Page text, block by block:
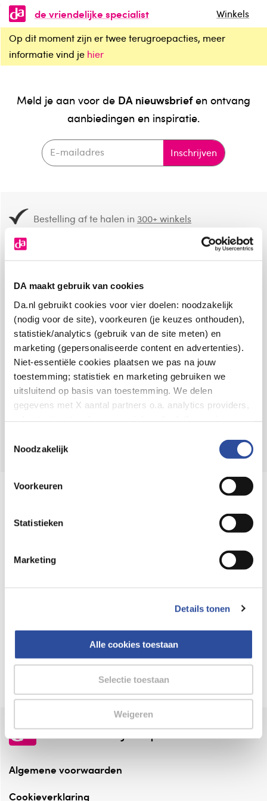
DA maakt gebruik van cookies
Da.nl gebruikt cookies voor vier doelen: noodzakelijk
(nodig voor de site), voorkeuren (je keuzes onthouden),
statistiek/analytics (gebruik van de site meten) en
marketing (gepersonaliseerde content en advertenties).
Niet-essentiële cookies plaatsen we pas na jouw
toestemming; statistiek en marketing gebruiken we
uitsluitend op basis van toestemming. We delen
gegevens met X aantal partners o.a. analytics providers,
en de bewaartermijnen per categorie. Je kunt je keuze op
gegevensverwerking staat in de
Privacyverklaring
Noodzakelijk
Voorkeuren
Statistieken
Marketing
Details tonen
Alle cookies toestaan
Selectie toestaan
Weigeren
de vriendelijke specialist
Winkels
Op dit moment zijn er twee terugroepacties, meer
informatie vind je hier
Meld je aan voor de DA nieuwsbriefen ontvang
aanbiedingen en inspiratie.
Inschrijven
Bestelling af te halen in300+ winkels
8.6 uit4.106 reviews
Over DA
Klantenservice
Assortiment
VolgDAop:
Online aanbieder medicijnen
webshop mag verkopen.
⁠Verantwoorde zorg, ⁠ook online.
Altijd onze folder bij de hand
Check onze folders ⁠bij AlleFolders.
de vriendelijke specialist
Algemene voorwaarden
Cookieverklaring